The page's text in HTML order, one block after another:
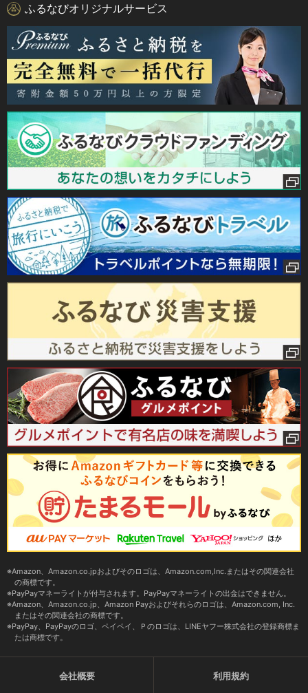
ふるなびオリジナルサービス
Amazon、Amazon.co.jpおよびそのロゴは、Amazon.com,Inc.またはその関連会社
の商標です。
PayPayマネーライトが付与されます。PayPayマネーライトの出金はできません。
Amazon、Amazon.co.jp、Amazon Payおよびそれらのロゴは、Amazon.com, Inc.
またはその関連会社の商標です。
PayPay、PayPayのロゴ、ペイペイ、Ｐのロゴは、LINEヤフー株式会社の登録商標ま
たは商標です。
会社概要 利用規約